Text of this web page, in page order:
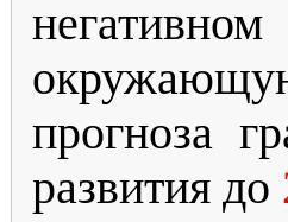
прогноза
развития до